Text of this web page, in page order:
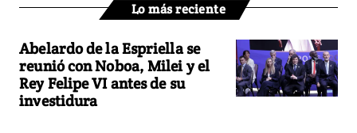
Lo más reciente
Abelardo de la Espriella se
reunió con Noboa, Milei y el
Rey Felipe VI antes de su
investidura